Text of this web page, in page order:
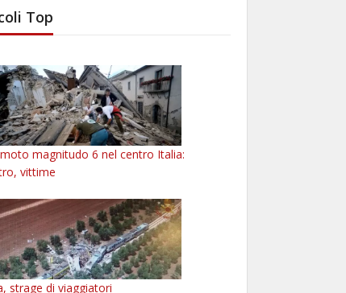
Top
magnitudo 6 nel centro Italia:
vittime
strage di viaggiatori